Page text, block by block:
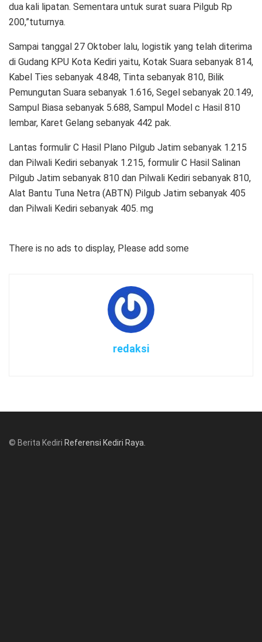
dua kali lipatan. Sementara untuk surat suara Pilgub Rp
200,”tuturnya.
Sampai tanggal 27 Oktober lalu, logistik yang telah diterima
di Gudang KPU Kota Kediri yaitu, Kotak Suara sebanyak 814,
Kabel Ties sebanyak 4.848, Tinta sebanyak 810, Bilik
Pemungutan Suara sebanyak 1.616, Segel sebanyak 20.149,
Sampul Biasa sebanyak 5.688, Sampul Model c Hasil 810
lembar, Karet Gelang sebanyak 442 pak.
Lantas formulir C Hasil Plano Pilgub Jatim sebanyak 1.215
dan Pilwali Kediri sebanyak 1.215, formulir C Hasil Salinan
Pilgub Jatim sebanyak 810 dan Pilwali Kediri sebanyak 810,
Alat Bantu Tuna Netra (ABTN) Pilgub Jatim sebanyak 405
dan Pilwali Kediri sebanyak 405. mg
There is no ads to display, Please add some
redaksi
© Berita Kediri Referensi Kediri Raya